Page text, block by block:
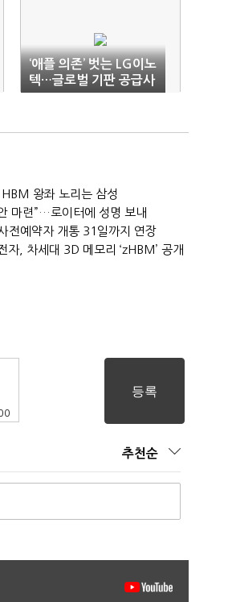
‘애플 의존’ 벗는 LG이노
텍…글로벌 기판 공급사
로 ‘우뚝’
왕좌 노리는 삼성
마련”…로이터에 성명 보내
전예약자 개통 31일까지 연장
, 차세대 3D 메모리 ‘zHBM’ 공개
추천순